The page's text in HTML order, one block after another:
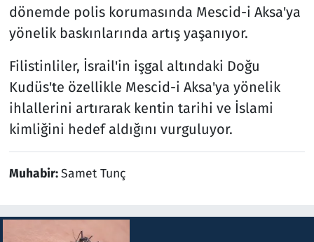
dönemde polis korumasında Mescid-i Aksa'ya
yönelik baskınlarında artış yaşanıyor.
Filistinliler, İsrail'in işgal altındaki Doğu
Kudüs'te özellikle Mescid-i Aksa'ya yönelik
ihlallerini artırarak kentin tarihi ve İslami
kimliğini hedef aldığını vurguluyor.
Muhabir:Samet Tunç